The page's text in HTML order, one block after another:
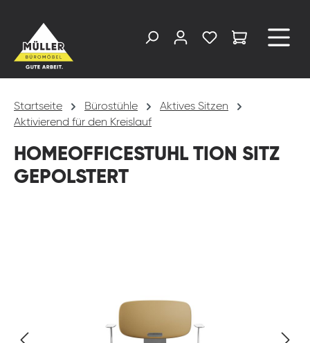
Startseite Bürostühle
Aktives Sitzen
Aktivierend für den Kreislauf
HOMEOFFICESTUHL TION SITZ
GEPOLSTERT